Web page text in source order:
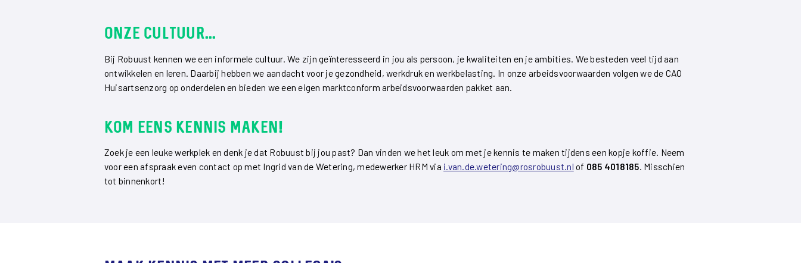
onze cultuur...
Bij Robuust kennen we een informele cultuur. We zijn geïnteresseerd in jou als persoon, je kwaliteiten en je ambities. We besteden veel tijd aan
ontwikkelen en leren. Daarbij hebben we aandacht voor je gezondheid, werkdruk en werkbelasting. In onze arbeidsvoorwaarden volgen we de CAO
Huisartsenzorg op onderdelen en bieden we een eigen marktconform arbeidsvoorwaarden pakket aan.
Kom eens kennis maken!
Zoek je een leuke werkplek en denk je dat Robuust bij jou past? Dan vinden we het leuk om met je kennis te maken tijdens een kopje koffie. Neem
voor een afspraak even contact op met Ingrid van de Wetering, medewerker HRM via i.van.de.wetering@rosrobuust.nl of 085 4018185. Misschien
tot binnenkort!